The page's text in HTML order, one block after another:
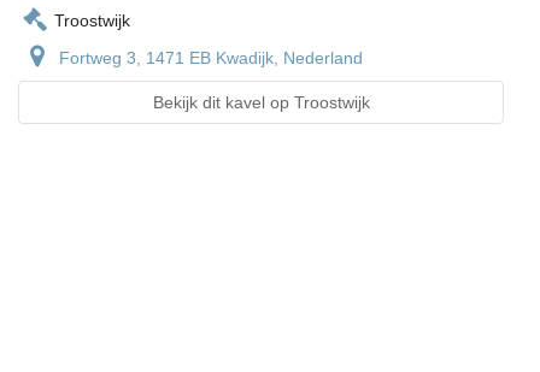
Troostwijk
Fortweg 3, 1471 EB Kwadijk, Nederland
Bekijk dit kavel op Troostwijk